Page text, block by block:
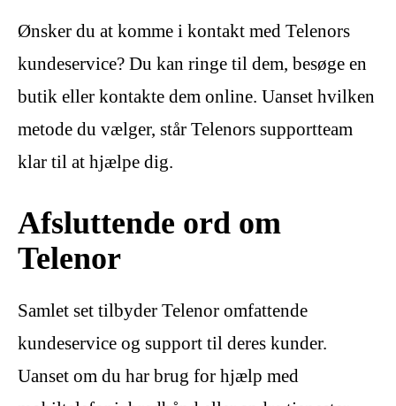
Ønsker du at komme i kontakt med Telenors
kundeservice? Du kan ringe til dem, besøge en
butik eller kontakte dem online. Uanset hvilken
metode du vælger, står Telenors supportteam
klar til at hjælpe dig.
Afsluttende ord om
Telenor
Samlet set tilbyder Telenor omfattende
kundeservice og support til deres kunder.
Uanset om du har brug for hjælp med